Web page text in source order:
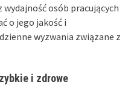
wydajność osób pracujących
o jego jakość i
wyzwania związane z
i zdrowe